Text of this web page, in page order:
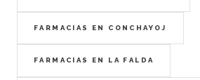
FARMACIAS EN CONCHAYOJ
FARMACIAS EN LA FALDA